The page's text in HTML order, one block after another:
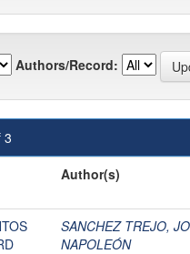
Authors/Record:
3
Author(s)
SANCHEZ TREJO,
NAPOLEÓN